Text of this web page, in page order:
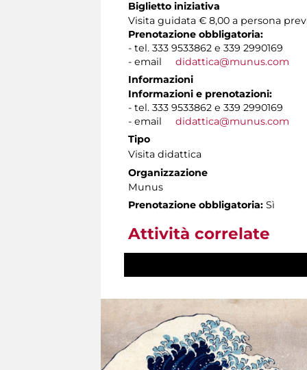
Biglietto iniziativa
Visita guidata € 8,00 a persona
Prenotazione obbligatoria:
- tel. 333 9533862 e 339 2990169
- email didattica@munus.com
Informazioni
Informazioni e prenotazioni:
- tel. 333 9533862 e 339 2990169
- email didattica@munus.com
Tipo
Visita didattica
Organizzazione
Munus
Prenotazione obbligatoria: Sì
Attività correlate